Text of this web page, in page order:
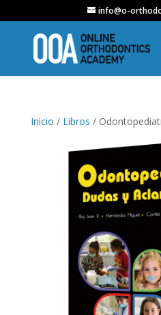
info@o-
Inicio / Libros /